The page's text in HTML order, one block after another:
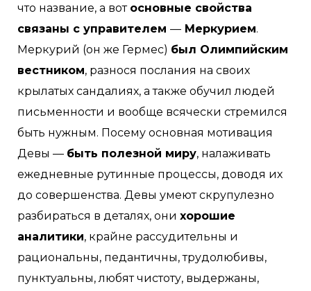
что название, а вот основные свойства
связаны с управителем — Меркурием.
Меркурий (он же Гермес) был Олимпийским
вестником, разнося послания на своих
крылатых сандалиях, а также обучил людей
письменности и вообще всячески стремился
быть нужным. Посему основная мотивация
Девы — быть полезной миру, налаживать
ежедневные рутинные процессы, доводя их
до совершенства. Девы умеют скрупулезно
разбираться в деталях, они хорошие
аналитики, крайне рассудительны и
рациональны, педантичны, трудолюбивы,
пунктуальны, любят чистоту, выдержаны,